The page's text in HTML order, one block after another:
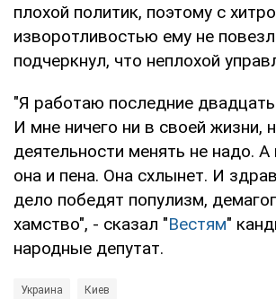
плохой политик, поэтому с
изворотливостью ему не
подчеркнул, что неплохой
"Я работаю последние
И мне ничего ни в своей жизни,
деятельности менять не надо. А
она и пена. Она схлынет. И
дело победят популизм,
хамство", - сказал "Вестям"
народные депутат.
Украина Киев